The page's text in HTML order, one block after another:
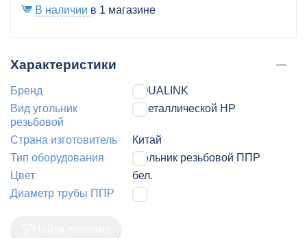
В наличии в 1 магазине
Характеристики
Бренд
AQUALINK
Вид угольник
резьбовой
с металлической НР
Страна изготовитель
Китай
Тип оборудования
Угольник резьбовой ППР
Цвет
бел.
Диаметр трубы ППР